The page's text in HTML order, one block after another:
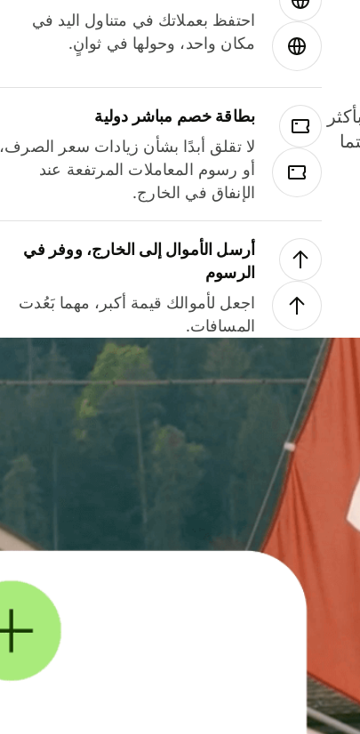
احتفظ بعملاتك في متناول اليد في
مكان واحد، وحولها في ثوانٍ.
بطاقة خصم مباشر دولية
لا تقلق أبدًا بشأن زيادات سعر الصرف،
أو رسوم المعاملات المرتفعة عند
الإنفاق في الخارج.
أرسل الأموال إلى الخارج، ووفر في
الرسوم
اجعل لأموالك قيمة أكبر، مهما بَعُدت
المسافات.